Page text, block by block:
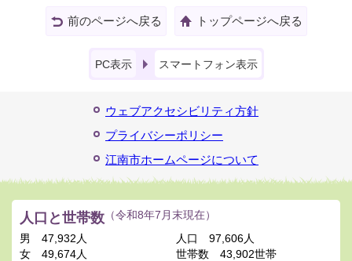
前のページへ戻る トップページへ戻る
PC表示 スマートフォン表示
ウェブアクセシビリティ方針
プライバシーポリシー
江南市ホームページについて
人口と世帯数 （令和8年7月末現在）
男
47,932人
女
49,674人
人口
97,606人
世帯数
43,902世帯